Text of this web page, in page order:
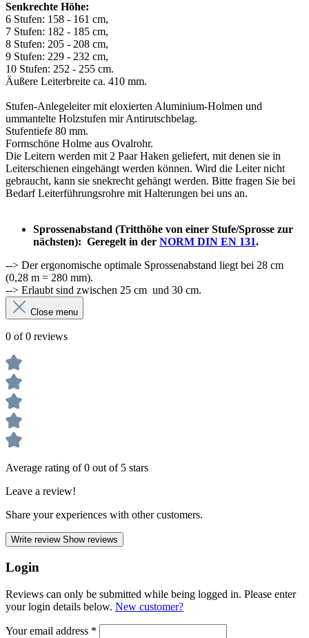
Senkrechte Höhe:
6 Stufen: 158 - 161 cm,
7 Stufen: 182 - 185 cm,
8 Stufen: 205 - 208 cm,
9 Stufen: 229 - 232 cm,
10 Stufen: 252 - 255 cm.
Äußere Leiterbreite ca. 410 mm.
Stufen-Anlegeleiter mit eloxierten Aluminium-Holmen und
ummantelte Holzstufen mir Antirutschbelag.
Stufentiefe 80 mm.
Formschöne Holme aus Ovalrohr.
Die Leitern werden mit 2 Paar Haken geliefert, mit denen sie in
Leiterschienen eingehängt werden können. Wird die Leiter nicht
gebraucht, kann sie snekrecht gehängt werden. Bitte fragen Sie bei
Bedarf Leiterführungsrohre mit Halterungen bei uns an.
Sprossenabstand (Tritthöhe von einer Stufe/Sprosse zur
nächsten): Geregelt in der NORM DIN EN 131.
--> Der ergonomische optimale Sprossenabstand liegt bei 28 cm
(0,28 m = 280 mm).
--> Erlaubt sind zwischen 25 cm und 30 cm.
Close menu
0 of 0 reviews
Average rating of 0 out of 5 stars
Leave a review!
Share your experiences with other customers.
Write review Show reviews
Login
Reviews can only be submitted while being logged in. Please enter
your login details below. New customer?
Your email address *